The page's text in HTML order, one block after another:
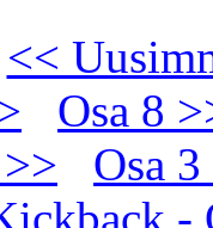
<<
Osa 8
Osa